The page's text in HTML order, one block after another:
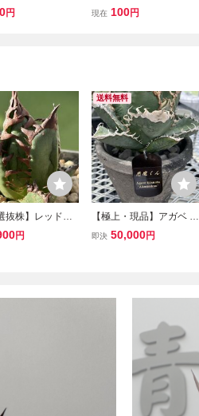
ベ チタノタ ハ
円
H581 貴重な希少種 アガ
現在 100円
抜株】レッドキ
株② 赤猫 胴切
円
送料無料
【極上・現品】アガベ チ
タノタ 悪魔くん 大株 ベ
即決 50,000円